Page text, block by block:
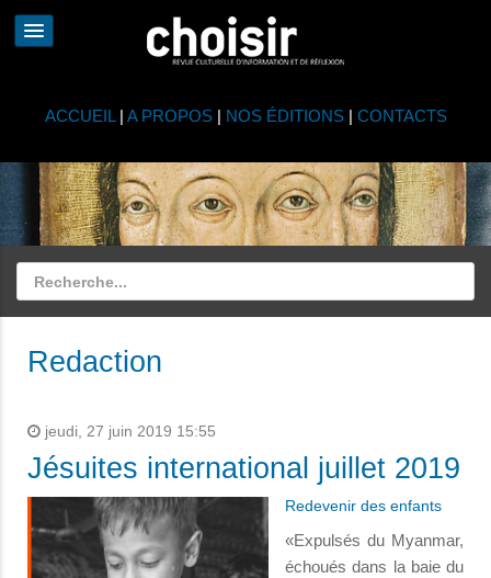
ACCUEIL | A PROPOS| NOS ÉDITIONS| CONTACTS
Redaction
jeudi, 27 juin 2019 15:55
Jésuites international juillet 2019
Redevenir des enfants
«Expulsés du Myanmar,
échoués dans la baie du